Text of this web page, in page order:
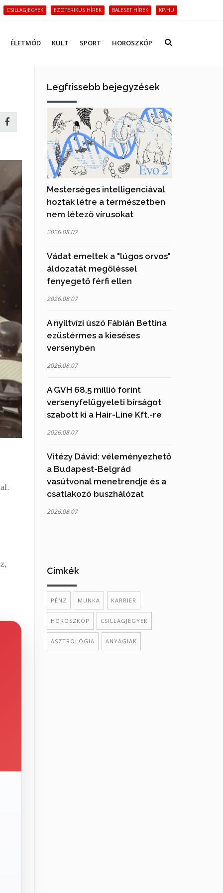
CSILLAGJEGYEK EZOTERIKUS HÍREK BALESET HÍREK KP.HU
ÉLETMÓD KULT SPORT HOROSZKÓP
Legfrissebb bejegyzések
Mesterséges intelligenciával
hoztak létre a természetben
nem létező vírusokat
2026.08.07
Vádat emeltek a "lúgos orvos"
áldozatát megöléssel
fenyegető férfi ellen
2026.08.07
A nyíltvízi úszó Fábián Bettina
ezüstérmes a kieséses
versenyben
2026.08.07
A GVH 68,5 millió forint
versenyfelügyeleti bírságot
szabott ki a Hair-Line Kft.-re
2026.08.07
Vitézy Dávid: véleményezhető
a Budapest-Belgrád
vasútvonal menetrendje és a
csatlakozó buszhálózat
2026.08.07
Cimkék
PÉNZ MUNKA KARRIER
HOROSZKÓP CSILLAGJEGYEK
ASZTROLÓGIA ANYAGIAK